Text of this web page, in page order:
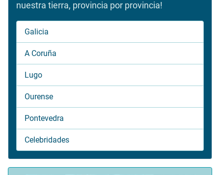
nuestra tierra, provincia por provincia!
Galicia
A Coruña
Lugo
Ourense
Pontevedra
Celebridades